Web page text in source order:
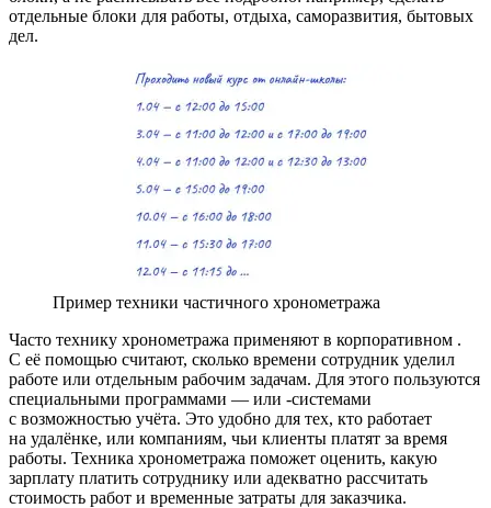
отдельные блоки для работы, отдыха, саморазвития, бытовых
дел.
Пример техники частичного хронометража
Часто технику хронометража применяют в корпоративном .
С её помощью считают, сколько времени сотрудник уделил
работе или отдельным рабочим задачам. Для этого пользуются
специальными программами — или -системами
с возможностью учёта. Это удобно для тех, кто работает
на удалёнке, или компаниям, чьи клиенты платят за время
работы. Техника хронометража поможет оценить, какую
зарплату платить сотруднику или адекватно рассчитать
стоимость работ и временные затраты для заказчика.